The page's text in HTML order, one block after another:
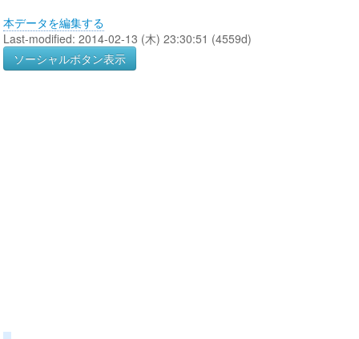
本データを編集する
Last-modified: 2014-02-13 (木) 23:30:51 (4559d)
ソーシャルボタン表示